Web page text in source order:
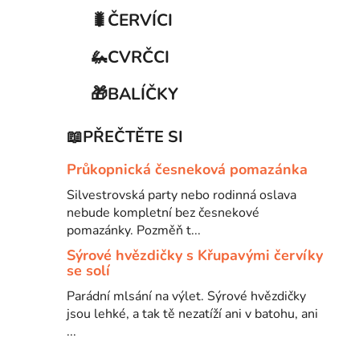
n
n
í
p
a
n
e
l
Přeskočit
kategorie
i
e
🐛ČERVÍCI
🦗CVRČCI
🎁BALÍČKY
📖PŘEČTĚTE SI
Průkopnická česneková pomazánka
Silvestrovská party nebo rodinná oslava
nebude kompletní bez česnekové
pomazánky. Pozměň t...
Sýrové hvězdičky s Křupavými červíky
se solí
Parádní mlsání na výlet. Sýrové hvězdičky
jsou lehké, a tak tě nezatíží ani v batohu, ani
...